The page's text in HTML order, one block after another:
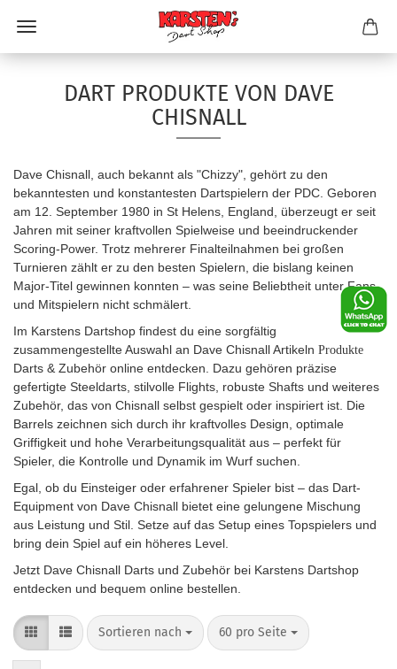
DART PRODUKTE VON DAVE
CHISNALL
Dave Chisnall, auch bekannt als "Chizzy", gehört zu den
bekanntesten und konstantesten Dartspielern der PDC. Geboren
am 12. September 1980 in St Helens, England, überzeugt er seit
Jahren mit seiner kraftvollen Spielweise und beeindruckender
Scoring-Power. Trotz mehrerer Finalteilnahmen bei großen
Turnieren zählt er zu den besten Spielern, die bislang keinen
Major-Titel gewinnen konnten – was seine Beliebtheit unter Fans
und Mitspielern nicht schmälert.
Im Karstens Dartshop findest du eine sorgfältig
zusammengestellte Auswahl an Dave Chisnall Artikeln Produkte
Darts & Zubehör online entdecken. Dazu gehören präzise
gefertigte Steeldarts, stilvolle Flights, robuste Shafts und weiteres
Zubehör, das von Chisnall selbst gespielt oder inspiriert ist. Die
Barrels zeichnen sich durch ihr kraftvolles Design, optimale
Griffigkeit und hohe Verarbeitungsqualität aus – perfekt für
Spieler, die Kontrolle und Dynamik im Wurf suchen.
Egal, ob du Einsteiger oder erfahrener Spieler bist – das Dart-
Equipment von Dave Chisnall bietet eine gelungene Mischung
aus Leistung und Stil. Setze auf das Setup eines Topspielers und
bring dein Spiel auf ein höheres Level.
Jetzt Dave Chisnall Darts und Zubehör bei Karstens Dartshop
entdecken und bequem online bestellen.
Sortieren nach
Sortieren nach 60 pro Seite
pro Seite